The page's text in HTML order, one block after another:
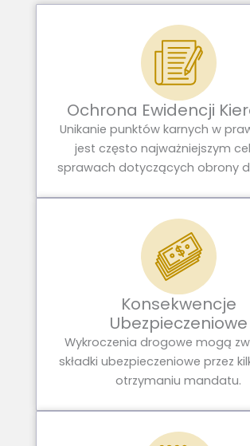
Ochrona Ewidencji
Unikanie punktów karnych w
jest często najważniejszym
sprawach dotyczących obrony
Konsekwencje
Ubezpieczeniowe
Wykroczenia drogowe mogą
składki ubezpieczeniowe przez
otrzymaniu mandatu.